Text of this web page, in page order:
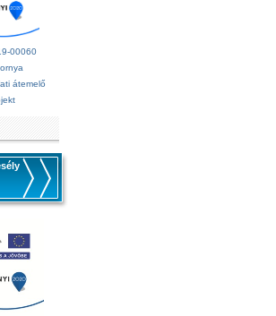
00060
átemelő